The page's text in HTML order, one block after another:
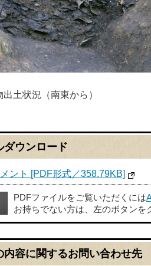
土状況（南東から）
ダウンロード
ント [PDF形式／358.79KB]
PDFファイルをご覧いただくには
お持ちでない方は、左のボタンを
内容に関するお問い合わせ先